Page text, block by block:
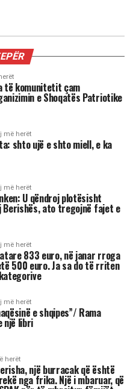
të komunitetit çam
e Shoqatës Patriotike
më herët
shto ujë e shto miell, e ka
më herët
U qëndroj plotësisht
Berishës, ato tregojnë fajet e
më herët
833 euro, në janar rroga
500 euro. Ja sa do të rriten
më herët
e shqipes”/ Rama
një libri
herët
një burracak që është
nga frika. Një i mbaruar, që